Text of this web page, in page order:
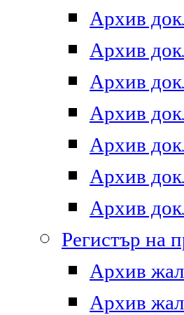
Архив
Архив
Архив
Архив
Архив
Архив
Архив
Регистър на
Архив
Архив